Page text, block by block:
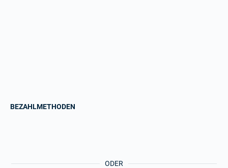
ODER
BEZAHLMETHODEN